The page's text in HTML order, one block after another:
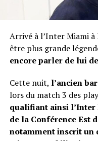
Arrivé à l’Inter Miami à
être plus grande
encore parler de lui
Cette nuit, l’ancien
lors du match 3 des
qualifiant ainsi
de la Conférence Est
notamment inscrit un